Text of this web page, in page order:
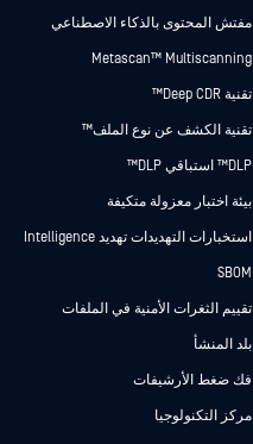
مفتش المحتوى بالذكاء الاصطناعي
Metascan™ Multiscanning
تقنية Deep CDR™
تقنية الكشف عن نوع الملف™
DLP™ استباقي DLP™
بيئة اختبار معزولة متكيفة
استخبارات التهديدات تهديد Intelligence
SBOM
تقييم الثغرات الأمنية في الملفات
بلد المنشأ
فك ضغط الأرشيفات
مركز التكنولوجيا